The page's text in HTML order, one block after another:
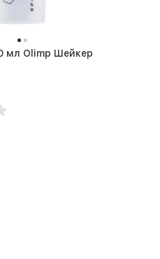
мл Olimp Шейкер